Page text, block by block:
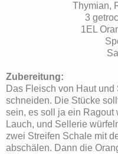
Thymian,
3
1EL
Zubereitung:
Das Fleisch von Haut
schneiden. Die Stücke
sein, es soll ja ein Ragout
Lauch, und Sellerie
zwei Streifen Schale mit
abschälen. Dann die